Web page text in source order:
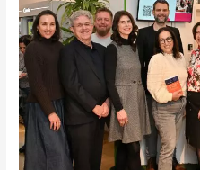
Meine
Reise
vom
Buzzword
zur
echten
Coaching-
Kompetenz